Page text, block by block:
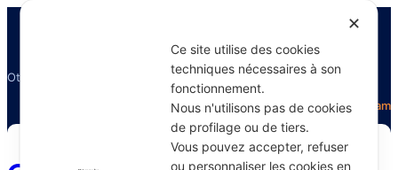
Otectours, le spécialiste du voyage
FacebookTwitterInstagram
✕
Ce site utilise des cookies
techniques nécessaires à son
fonctionnement.
Nous n'utilisons pas de cookies
de profilage ou de tiers.
Vous pouvez accepter, refuser
ou personnaliser les cookies en